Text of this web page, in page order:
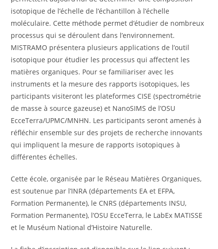
isotopique de l’échelle de l’échantillon à l’échelle
moléculaire. Cette méthode permet d’étudier de nombreux
processus qui se déroulent dans l’environnement.
MISTRAMO présentera plusieurs applications de l’outil
isotopique pour étudier les processus qui affectent les
matières organiques. Pour se familiariser avec les
instruments et la mesure des rapports isotopiques, les
participants visiteront les plateformes CISE (spectrométrie
de masse à source gazeuse) et NanoSIMS de l’OSU
EcceTerra/UPMC/MNHN. Les participants seront amenés à
réfléchir ensemble sur des projets de recherche innovants
qui impliquent la mesure de rapports isotopiques à
différentes échelles.
Cette école, organisée par le Réseau Matières Organiques,
est soutenue par l’INRA (départements EA et EFPA,
Formation Permanente), le CNRS (départements INSU,
Formation Permanente), l’OSU EcceTerra, le LabEx MATISSE
et le Muséum National d’Histoire Naturelle.